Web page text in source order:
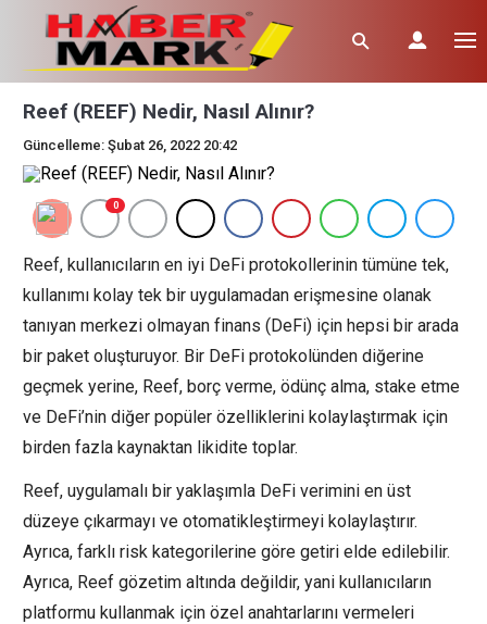
Reef (REEF) Nedir, Nasıl Alınır?
Güncelleme: Şubat 26, 2022 20:42
0
Reef, kullanıcıların en iyi DeFi protokollerinin tümüne tek,
kullanımı kolay tek bir uygulamadan erişmesine olanak
tanıyan merkezi olmayan finans (DeFi) için hepsi bir arada
bir paket oluşturuyor. Bir DeFi protokolünden diğerine
geçmek yerine, Reef, borç verme, ödünç alma, stake etme
ve DeFi’nin diğer popüler özelliklerini kolaylaştırmak için
birden fazla kaynaktan likidite toplar.
Reef, uygulamalı bir yaklaşımla DeFi verimini en üst
düzeye çıkarmayı ve otomatikleştirmeyi kolaylaştırır.
Ayrıca, farklı risk kategorilerine göre getiri elde edilebilir.
Ayrıca, Reef gözetim altında değildir, yani kullanıcıların
platformu kullanmak için özel anahtarlarını vermeleri